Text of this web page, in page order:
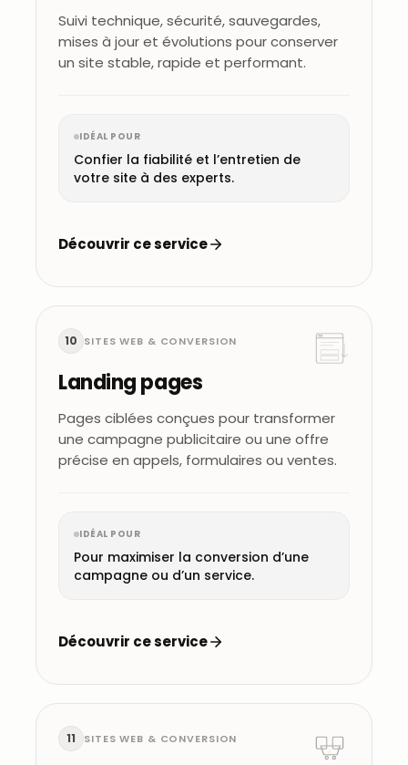
Suivi technique, sécurité, sauvegardes,
mises à jour et évolutions pour conserver
un site stable, rapide et performant.
IDÉAL POUR
Confier la fiabilité et l’entretien de
votre site à des experts.
Découvrir ce service
10 SITES WEB & CONVERSION
Landing pages
Pages ciblées conçues pour transformer
une campagne publicitaire ou une offre
précise en appels, formulaires ou ventes.
IDÉAL POUR
Pour maximiser la conversion d’une
campagne ou d’un service.
Découvrir ce service
11 SITES WEB & CONVERSION